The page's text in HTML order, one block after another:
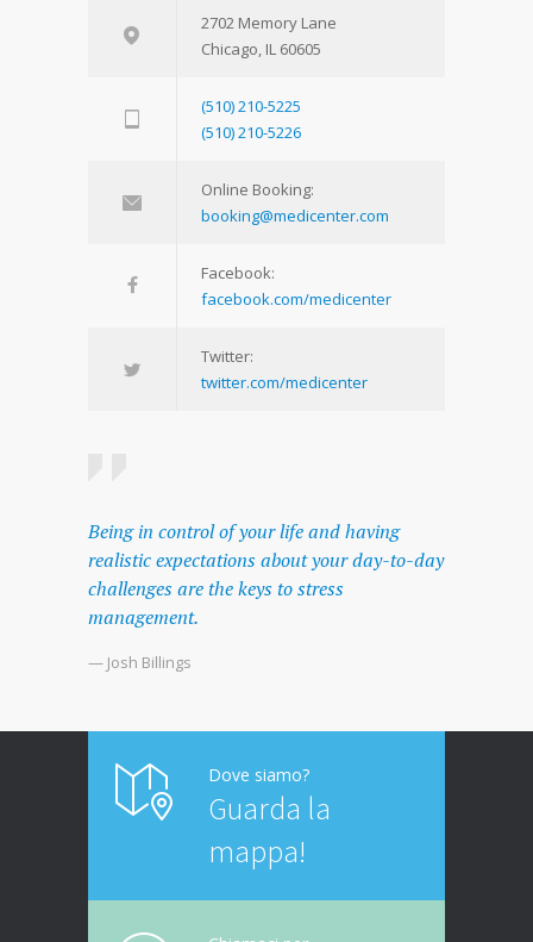
2702 Memory Lane
Chicago, IL 60605
(510) 210-5225
(510) 210-5226
Online Booking:
booking@medicenter.com
Facebook:
facebook.com/medicenter
Twitter:
twitter.com/medicenter
Being in control of your life and having
realistic expectations about your day-to-day
challenges are the keys to stress
management.
— Josh Billings
Dove siamo?
Guarda la
mappa!